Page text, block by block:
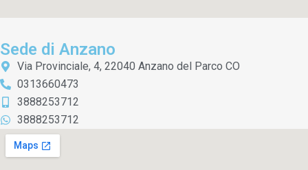
Sede di Anzano
Via Provinciale, 4, 22040 Anzano del Parco CO
0313660473
3888253712
3888253712